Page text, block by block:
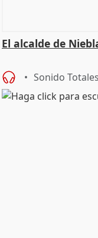
El alcalde de
Sonido Totales